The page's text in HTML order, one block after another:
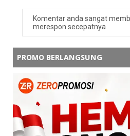
Komentar anda sangat
merespon secepatnya
PROMO BERLANGSUNG